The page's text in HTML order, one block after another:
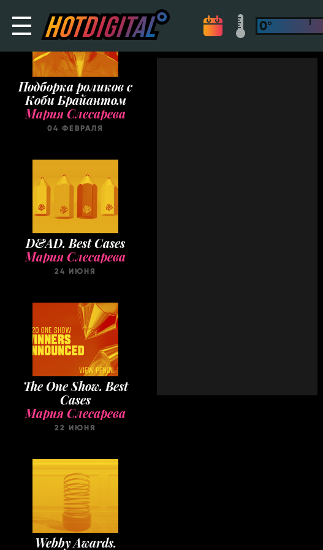
Подборка роликов с
Коби Брайантом
Мария Слесарева
04 ФЕВРАЛЯ
D&AD. Best Cases
Мария Слесарева
24 ИЮНЯ
The One Show. Best
Cases
Мария Слесарева
22 ИЮНЯ
Webby Awards.